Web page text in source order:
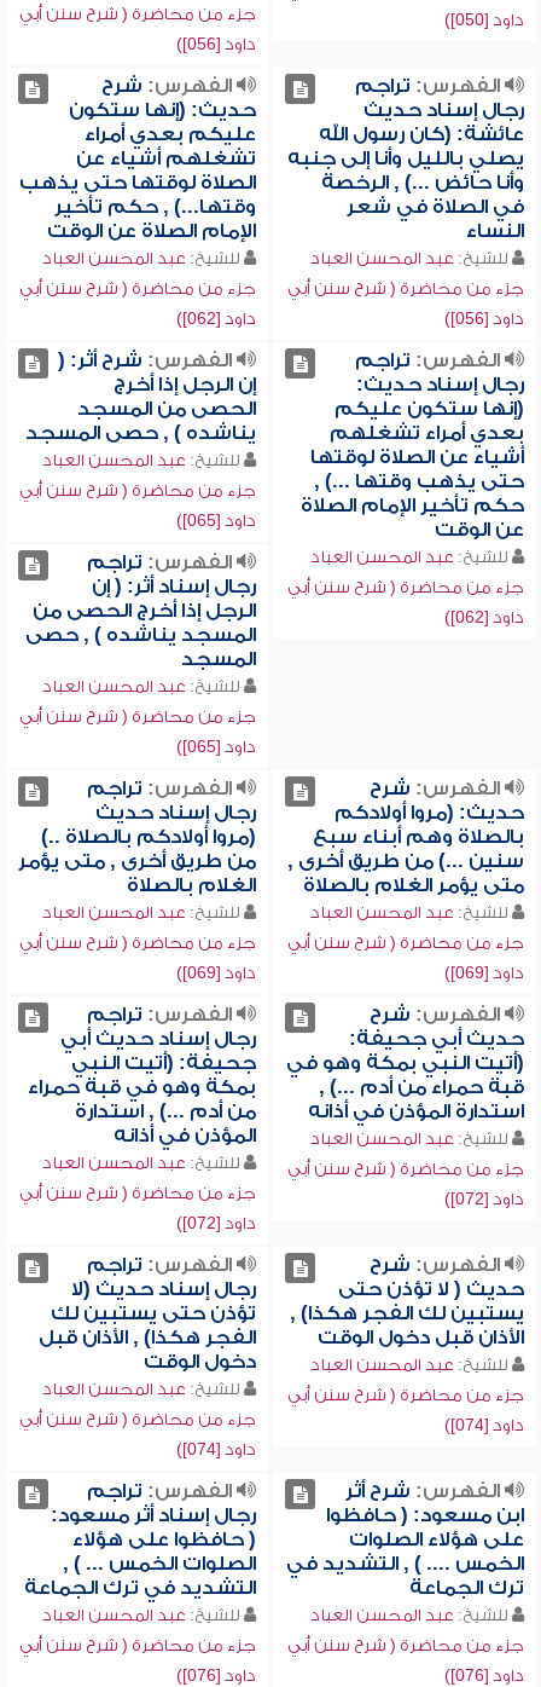
داود [050])
جزء من محاضرة ( شرح سنن أبي
داود [056])
الفهرس: تراجم
رجال إسناد حديث
عائشة: (كان رسول الله
يصلي بالليل وأنا إلى جنبه
وأنا حائض ...) , الرخصة
في الصلاة في شعر
النساء
للشيخ: عبد المحسن العباد
جزء من محاضرة ( شرح سنن أبي
داود [056])
الفهرس: شرح
حديث: (إنها ستكون
عليكم بعدي أمراء
تشغلهم أشياء عن
الصلاة لوقتها حتى يذهب
وقتها...) , حكم تأخير
الإمام الصلاة عن الوقت
للشيخ: عبد المحسن العباد
جزء من محاضرة ( شرح سنن أبي
داود [062])
الفهرس: تراجم
رجال إسناد حديث:
(إنها ستكون عليكم
بعدي أمراء تشغلهم
أشياء عن الصلاة لوقتها
حتى يذهب وقتها ...) ,
حكم تأخير الإمام الصلاة
عن الوقت
للشيخ: عبد المحسن العباد
جزء من محاضرة ( شرح سنن أبي
داود [062])
الفهرس: شرح أثر: (
إن الرجل إذا أخرج
الحصى من المسجد
يناشده ) , حصى المسجد
للشيخ: عبد المحسن العباد
جزء من محاضرة ( شرح سنن أبي
داود [065])
الفهرس: تراجم
رجال إسناد أثر: ( إن
الرجل إذا أخرج الحصى من
المسجد يناشده ) , حصى
المسجد
للشيخ: عبد المحسن العباد
جزء من محاضرة ( شرح سنن أبي
داود [065])
الفهرس: شرح
حديث: (مروا أولادكم
بالصلاة وهم أبناء سبع
سنين ...) من طريق أخرى ,
متى يؤمر الغلام بالصلاة
للشيخ: عبد المحسن العباد
جزء من محاضرة ( شرح سنن أبي
داود [069])
الفهرس: تراجم
رجال إسناد حديث
(مروا أولادكم بالصلاة ..)
من طريق أخرى , متى يؤمر
الغلام بالصلاة
للشيخ: عبد المحسن العباد
جزء من محاضرة ( شرح سنن أبي
داود [069])
الفهرس: شرح
حديث أبي جحيفة:
(أتيت النبي بمكة وهو في
قبة حمراء من أدم ...) ,
استدارة المؤذن في أذانه
للشيخ: عبد المحسن العباد
جزء من محاضرة ( شرح سنن أبي
داود [072])
الفهرس: تراجم
رجال إسناد حديث أبي
جحيفة: (أتيت النبي
بمكة وهو في قبة حمراء
من أدم ...) , استدارة
المؤذن في أذانه
للشيخ: عبد المحسن العباد
جزء من محاضرة ( شرح سنن أبي
داود [072])
الفهرس: شرح
حديث ( لا تؤذن حتى
يستبين لك الفجر هكذا) ,
الأذان قبل دخول الوقت
للشيخ: عبد المحسن العباد
جزء من محاضرة ( شرح سنن أبي
داود [074])
الفهرس: تراجم
رجال إسناد حديث (لا
تؤذن حتى يستبين لك
الفجر هكذا) , الأذان قبل
دخول الوقت
للشيخ: عبد المحسن العباد
جزء من محاضرة ( شرح سنن أبي
داود [074])
الفهرس: شرح أثر
ابن مسعود: ( حافظوا
على هؤلاء الصلوات
الخمس .... ) , التشديد في
ترك الجماعة
للشيخ: عبد المحسن العباد
جزء من محاضرة ( شرح سنن أبي
داود [076])
الفهرس: تراجم
رجال إسناد أثر مسعود:
( حافظوا على هؤلاء
الصلوات الخمس ... ) ,
التشديد في ترك الجماعة
للشيخ: عبد المحسن العباد
جزء من محاضرة ( شرح سنن أبي
داود [076])